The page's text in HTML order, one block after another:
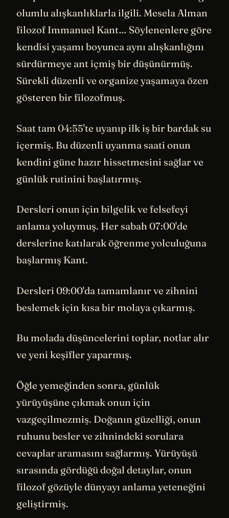
olumlu alışkanlıklarla ilgili. Mesela Alman
filozof Immanuel Kant… Söylenenlere göre
kendisi yaşamı boyunca aynı alışkanlığını
sürdürmeye ant içmiş bir düşünürmüş.
Sürekli düzenli ve organize yaşamaya özen
gösteren bir filozofmuş.
Saat tam 04:55'te uyanıp ilk iş bir bardak su
içermiş. Bu düzenli uyanma saati onun
kendini güne hazır hissetmesini sağlar ve
günlük rutinini başlatırmış.
Dersleri onun için bilgelik ve felsefeyi
anlama yoluymuş. Her sabah 07:00'de
derslerine katılarak öğrenme yolculuğuna
başlarmış Kant.
Dersleri 09:00'da tamamlanır ve zihnini
beslemek için kısa bir molaya çıkarmış.
Bu molada düşüncelerini toplar, notlar alır
ve yeni keşifler yaparmış.
Öğle yemeğinden sonra, günlük
yürüyüşüne çıkmak onun için
vazgeçilmezmiş. Doğanın güzelliği, onun
ruhunu besler ve zihnindeki sorulara
cevaplar aramasını sağlarmış. Yürüyüşü
sırasında gördüğü doğal detaylar, onun
filozof gözüyle dünyayı anlama yeteneğini
geliştirmiş.